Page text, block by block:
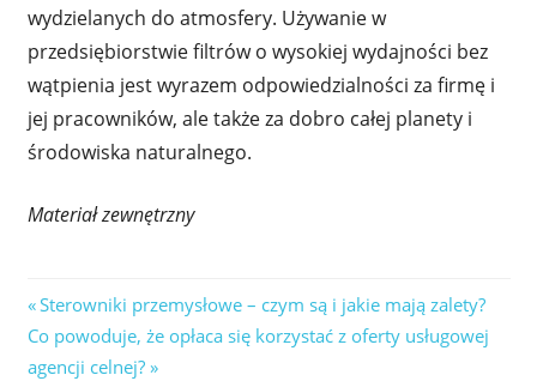
wydzielanych do atmosfery. Używanie w
przedsiębiorstwie filtrów o wysokiej wydajności bez
wątpienia jest wyrazem odpowiedzialności za firmę i
jej pracowników, ale także za dobro całej planety i
środowiska naturalnego.
Materiał zewnętrzny
Nawigacja
wpisu
Previous
Post:
Sterowniki przemysłowe – czym są i jakie mają zalety?
Next
Post:
Co powoduje, że opłaca się korzystać z oferty usługowej
agencji celnej?